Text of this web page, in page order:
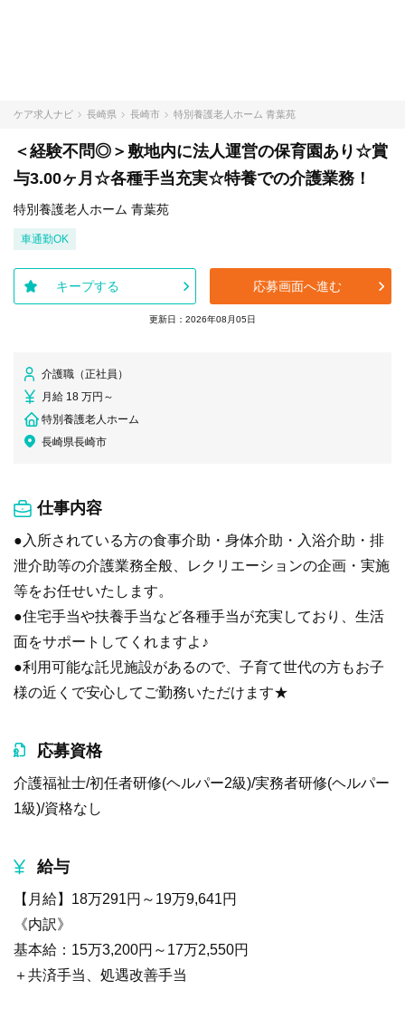
ケア求人ナビ 長崎県 長崎市 特別養護老人ホーム 青葉苑
＜経験不問◎＞敷地内に法人運営の保育園あり☆賞
与3.00ヶ月☆各種手当充実☆特養での介護業務！
特別養護老人ホーム 青葉苑
車通勤OK
キープする 応募画面へ進む
更新日：2026年08月05日
介護職（正社員）
月給 18 万円～
特別養護老人ホーム
長崎県長崎市
仕事内容
●入所されている方の食事介助・身体介助・入浴介助・排
泄介助等の介護業務全般、レクリエーションの企画・実施
等をお任せいたします。
●住宅手当や扶養手当など各種手当が充実しており、生活
面をサポートしてくれますよ♪
●利用可能な託児施設があるので、子育て世代の方もお子
様の近くで安心してご勤務いただけます★
応募資格
介護福祉士/初任者研修(ヘルパー2級)/実務者研修(ヘルパー
1級)/資格なし
給与
【月給】18万291円～19万9,641円
《内訳》
基本給：15万3,200円～17万2,550円
＋共済手当、処遇改善手当